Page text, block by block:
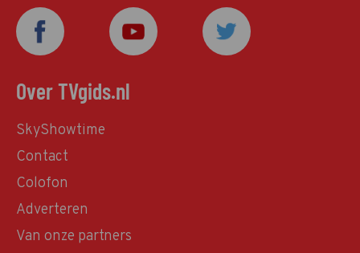
Over TVgids.nl
SkyShowtime
Contact
Colofon
Adverteren
Van onze partners